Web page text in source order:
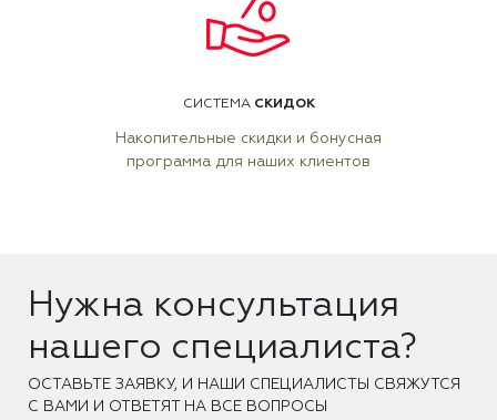
СИСТЕМА СКИДОК
Накопительные скидки и бонусная
программа для наших клиентов
Нужна консультация
нашего специалиста?
ОCТАВЬТЕ ЗАЯВКУ, И НАШИ СПЕЦИАЛИСТЫ СВЯЖУТСЯ
С ВАМИ И ОТВЕТЯТ НА ВСЕ ВОПРОСЫ